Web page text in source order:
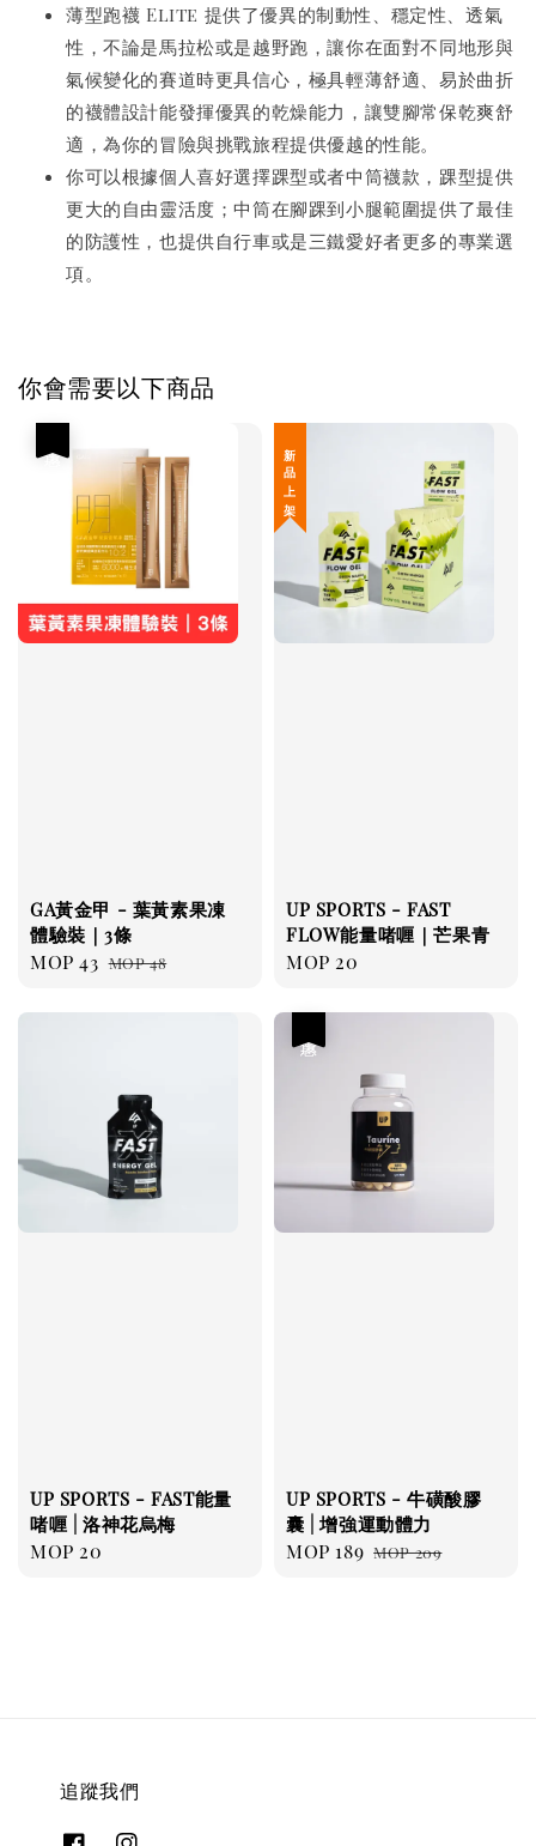
薄型跑襪 Elite 提供了優異的制動性、穩定性、透氣
性，不論是馬拉松或是越野跑，讓你在面對不同地形與
氣候變化的賽道時更具信心，極具輕薄舒適、易於曲折
的襪體設計能發揮優異的乾燥能力，讓雙腳常保乾爽舒
適，為你的冒險與挑戰旅程提供優越的性能。
你可以根據個人喜好選擇踝型或者中筒襪款，踝型提供
更大的自由靈活度；中筒在腳踝到小腿範圍提供了最佳
的防護性，也提供自行車或是三鐵愛好者更多的專業選
項。
你會需要以下商品
GA黃金甲 - 葉黃素果凍
體驗裝｜3條
Sale
MOP 43 Regular
MOP 48
新 品 上 架
UP SPORTS - FAST
FLOW能量啫喱｜芒果青
Regular
MOP 20
UP SPORTS - FAST能量
啫喱 | 洛神花烏梅
Regular
MOP 20
UP SPORTS - 牛磺酸膠
囊 | 增強運動體力
Sale
MOP 189 Regular
MOP 209
追蹤我們